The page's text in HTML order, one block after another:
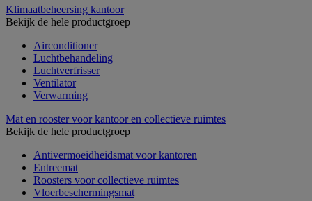
Klimaatbeheersing kantoor
Bekijk de hele productgroep
Airconditioner
Luchtbehandeling
Luchtverfrisser
Ventilator
Verwarming
Mat en rooster voor kantoor en collectieve ruimtes
Bekijk de hele productgroep
Antivermoeidheidsmat voor kantoren
Entreemat
Roosters voor collectieve ruimtes
Vloerbeschermingsmat